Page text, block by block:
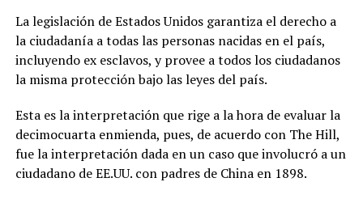
La legislación de Estados Unidos garantiza el derecho a
la ciudadanía a todas las personas nacidas en el país,
incluyendo ex esclavos, y provee a todos los ciudadanos
la misma protección bajo las leyes del país.
Esta es la interpretación que rige a la hora de evaluar la
decimocuarta enmienda, pues, de acuerdo con The Hill,
fue la interpretación dada en un caso que involucró a un
ciudadano de EE.UU. con padres de China en 1898.